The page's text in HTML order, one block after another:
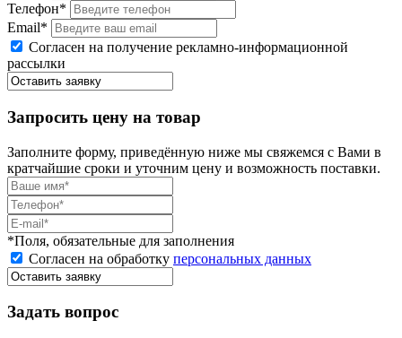
Телефон*
Email*
Согласен на получение рекламно-информационной
рассылки
Запросить цену на товар
Заполните форму, приведённую ниже мы свяжемся с Вами в
кратчайшие сроки и уточним цену и возможность поставки.
*Поля, обязательные для заполнения
Согласен на обработку персональных данных
Задать вопрос